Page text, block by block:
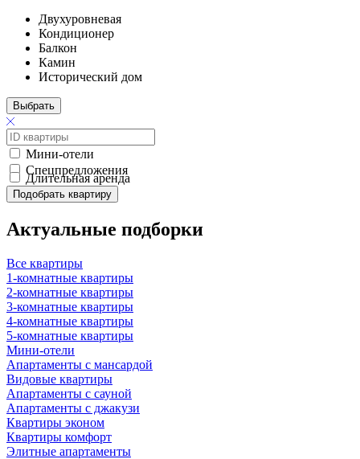
Двухуровневая
Кондиционер
Балкон
Камин
Исторический дом
Выбрать
Мини-отели
Спецпредложения
Длительная аренда
Подобрать квартиру
Актуальные подборки
Все квартиры
1-комнатные квартиры
2-комнатные квартиры
3-комнатные квартиры
4-комнатные квартиры
5-комнатные квартиры
Мини-отели
Апартаменты с мансардой
Видовые квартиры
Апартаменты с сауной
Апартаменты с джакузи
Квартиры эконом
Квартиры комфорт
Элитные апартаменты